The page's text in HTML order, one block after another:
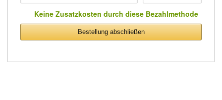
Keine Zusatzkosten durch diese Bezahlmethode
Bestellung abschließen